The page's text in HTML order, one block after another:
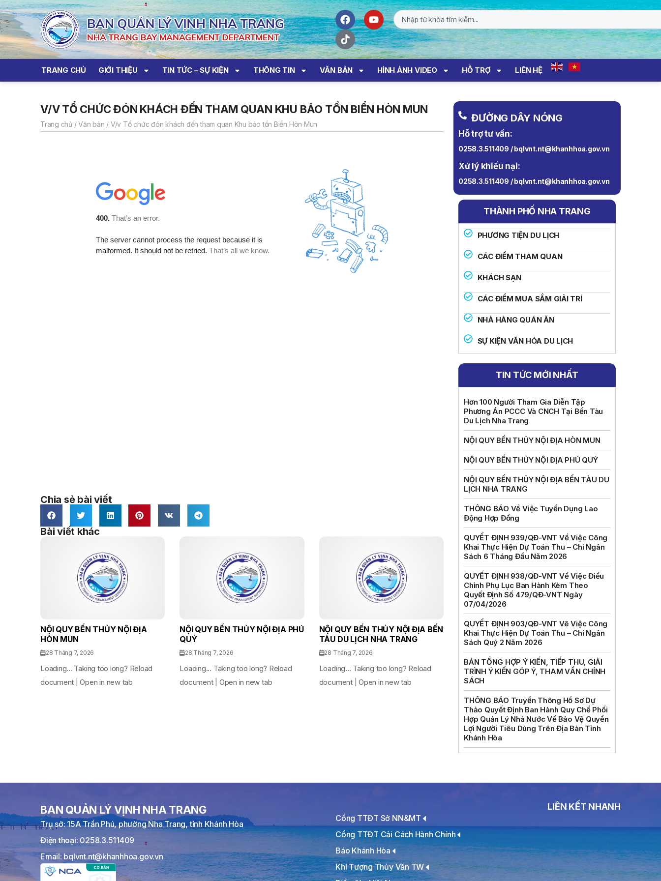
TRANG CHỦ GIỚI THIỆU TIN TỨC – SỰ KIỆN THÔNG TIN VĂN BẢN HÌNH ẢNH VIDEO HỖ TRỢ LIÊN HỆ
V/V TỔ CHỨC ĐÓN KHÁCH ĐẾN THAM QUAN KHU BẢO TỒN BIỂN HÒN MUN
Trang chủ /Văn bản / V/v Tổ chức đón khách đến tham quan Khu bảo tồn Biển Hòn Mun
Chia sẻ bài viết
Bài viết khác
NỘI QUY BẾN THỦY NỘI ĐỊA
HÒN MUN
28 Tháng 7, 2026
Loading... Taking too long? Reload
document | Open in new tab
NỘI QUY BẾN THỦY NỘI ĐỊA PHÚ
QUÝ
28 Tháng 7, 2026
Loading... Taking too long? Reload
document | Open in new tab
NỘI QUY BẾN THỦY NỘI ĐỊA BẾN
TÀU DU LỊCH NHA TRANG
28 Tháng 7, 2026
Loading... Taking too long? Reload
document | Open in new tab
ĐƯỜNG DÂY NÓNG
Hỗ trợ tư vấn:
0258.3.511409 / bqlvnt.nt@khanhhoa.gov.vn
Xử lý khiếu nại:
0258.3.511409 / bqlvnt.nt@khanhhoa.gov.vn
THÀNH PHỐ NHA TRANG
PHƯƠNG TIỆN DU LỊCH
CÁC ĐIỂM THAM QUAN
KHÁCH SẠN
CÁC ĐIỂM MUA SẮM GIẢI TRÍ
NHÀ HÀNG QUÁN ĂN
SỰ KIỆN VĂN HÓA DU LỊCH
TIN TỨC MỚI NHẤT
Hơn 100 Người Tham Gia Diễn Tập
Phương Án PCCC Và CNCH Tại Bến Tàu
Du Lịch Nha Trang
NỘI QUY BẾN THỦY NỘI ĐỊA HÒN MUN
NỘI QUY BẾN THỦY NỘI ĐỊA PHÚ QUÝ
NỘI QUY BẾN THỦY NỘI ĐỊA BẾN TÀU DU
LỊCH NHA TRANG
THÔNG BÁO Về Việc Tuyển Dụng Lao
Động Hợp Đồng
QUYẾT ĐỊNH 939/QĐ-VNT Về Việc Công
Khai Thực Hiện Dự Toán Thu – Chi Ngân
Sách 6 Tháng Đầu Năm 2026
QUYẾT ĐỊNH 938/QĐ-VNT Về Việc Điều
Chỉnh Phụ Lục Ban Hành Kèm Theo
Quyết Định Số 479/QĐ-VNT Ngày
07/04/2026
QUYẾT ĐỊNH 903/QĐ-VNT Vê Việc Công
Khai Thực Hiện Dự Toán Thu – Chi Ngân
Sách Quý 2 Năm 2026
BẢN TỔNG HỢP Ý KIẾN, TIẾP THU, GIẢI
TRÌNH Ý KIẾN GÓP Ý, THAM VẤN CHÍNH
SÁCH
THÔNG BÁO Truyền Thông Hồ Sơ Dự
Thảo Quyết Định Ban Hành Quy Chế Phối
Hợp Quản Lý Nhà Nước Về Bảo Vệ Quyền
Lợi Người Tiêu Dùng Trên Địa Bàn Tỉnh
Khánh Hòa
BAN QUẢN LÝ VỊNH NHA TRANG
Trụ sở: 15A Trần Phú, phường Nha Trang, tỉnh Khánh Hòa
Điện thoại: 0258.3.511409
Email: bqlvnt.nt@khanhhoa.gov.vn
LIÊN KẾT NHANH
Cổng TTĐT Sở NN&MT
Cổng TTĐT Cải Cách Hành Chính
Báo Khánh Hòa
Khí Tượng Thủy Văn TW